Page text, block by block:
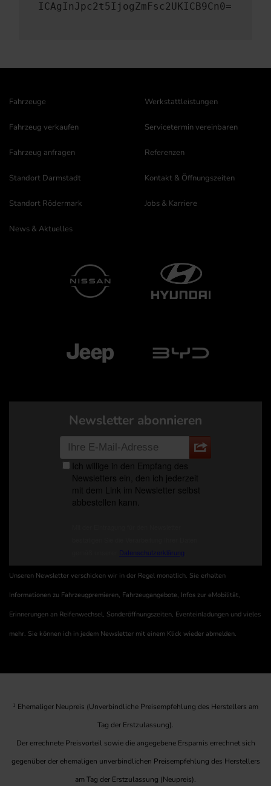
ICAgInJpc2t5IjogZmFsc2UKICB9Cn0=
Fahrzeuge
Fahrzeug verkaufen
Fahrzeug anfragen
Werkstattleistungen
Servicetermin vereinbaren
Referenzen
Standort Darmstadt
Standort Rödermark
News & Aktuelles
Kontakt & Öffnungszeiten
Jobs & Karriere
Newsletter abonnieren
Unseren Newsletter verschicken wir in der Regel monatlich. Sie erhalten
Informationen zu Fahrzeugpremieren, Fahrzeugangebote, Infos zur eMobilität,
Erinnerungen an Reifenwechsel, Sonderöffnungszeiten, Eventeinladungen und vieles
mehr. Sie können ich in jedem Newsletter mit einem Klick wieder abmelden.
1 Ehemaliger Neupreis (Unverbindliche Preisempfehlung des Herstellers am
Tag der Erstzulassung).
Der errechnete Preisvorteil sowie die angegebene Ersparnis errechnet sich
gegenüber der ehemaligen unverbindlichen Preisempfehlung des Herstellers
am Tag der Erstzulassung (Neupreis).